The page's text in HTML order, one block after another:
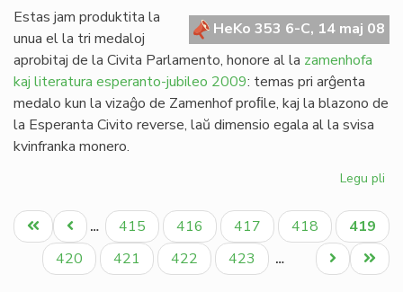
HeKo 353 6-C, 14 maj 08
Estas jam produktita la
unua el la tri medaloj
aprobitaj de la Civita Parlamento, honore al la zamenhofa
kaj literatura esperanto-jubileo 2009: temas pri arĝenta
medalo kun la vizaĝo de Zamenhof proﬁle, kaj la blazono de
la Esperanta Civito reverse, laŭ dimensio egala al la svisa
kvinfranka monero.
Legu pli
la
Pagination
Unua
paĝo
Antaŭa
paĝo
… Paĝo
415 Paĝo
416 Paĝo
417 Paĝo
418
Aktuala
paĝo
419
Paĝo
420 Paĝo
421 Paĝo
422 Paĝo
423 …
Last
page
Next
page